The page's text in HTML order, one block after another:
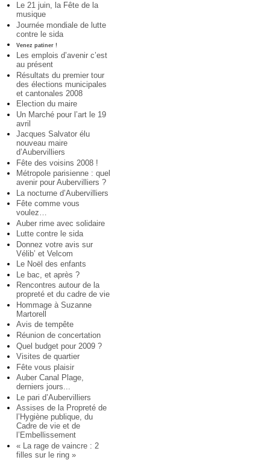
Le 21 juin, la Fête de la
musique
Journée mondiale de lutte
contre le sida
Venez patiner !
Les emplois d’avenir c’est
au présent
Résultats du premier tour
des élections municipales
et cantonales 2008
Election du maire
Un Marché pour l’art le 19
avril
Jacques Salvator élu
nouveau maire
d’Aubervilliers
Fête des voisins 2008 !
Métropole parisienne : quel
avenir pour Aubervilliers ?
La nocturne d’Aubervilliers
Fête comme vous
voulez…
Auber rime avec solidaire
Lutte contre le sida
Donnez votre avis sur
Vélib’ et Velcom
Le Noël des enfants
Le bac, et après ?
Rencontres autour de la
propreté et du cadre de vie
Hommage à Suzanne
Martorell
Avis de tempête
Réunion de concertation
Quel budget pour 2009 ?
Visites de quartier
Fête vous plaisir
Auber Canal Plage,
derniers jours...
Le pari d’Aubervilliers
Assises de la Propreté de
l’Hygiène publique, du
Cadre de vie et de
l’Embellissement
« La rage de vaincre : 2
filles sur le ring »